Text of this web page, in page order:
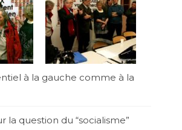
à la gauche comme à la
la question du “socialisme”